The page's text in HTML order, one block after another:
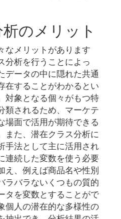
のメリット
なメリットがあります
分析を行うことによっ
データの中に隠れた共通
在することがわかるとい
対象となる個々がもつ特
類されるため、マーケテ
場面で活用が期待できる
また、潜在クラス分析に
手法として主に活用され
連続した変数を使う必要
え、例えば商品名や性別
ラバラないくつもの質的
タを変数とすることがで
個人の潜在的な多様性の